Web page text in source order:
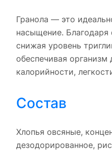
Гранола — это
насыщение. Благодаря
снижая уровень
обеспечивая
калорийности,
Состав
Хлопья овсяные,
дезодорированное,